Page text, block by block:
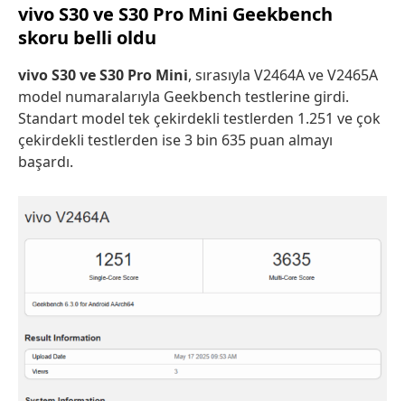
vivo S30 ve S30 Pro Mini Geekbench
skoru belli oldu
vivo S30 ve S30 Pro Mini, sırasıyla V2464A ve V2465A
model numaralarıyla Geekbench testlerine girdi.
Standart model tek çekirdekli testlerden 1.251 ve çok
çekirdekli testlerden ise 3 bin 635 puan almayı
başardı.